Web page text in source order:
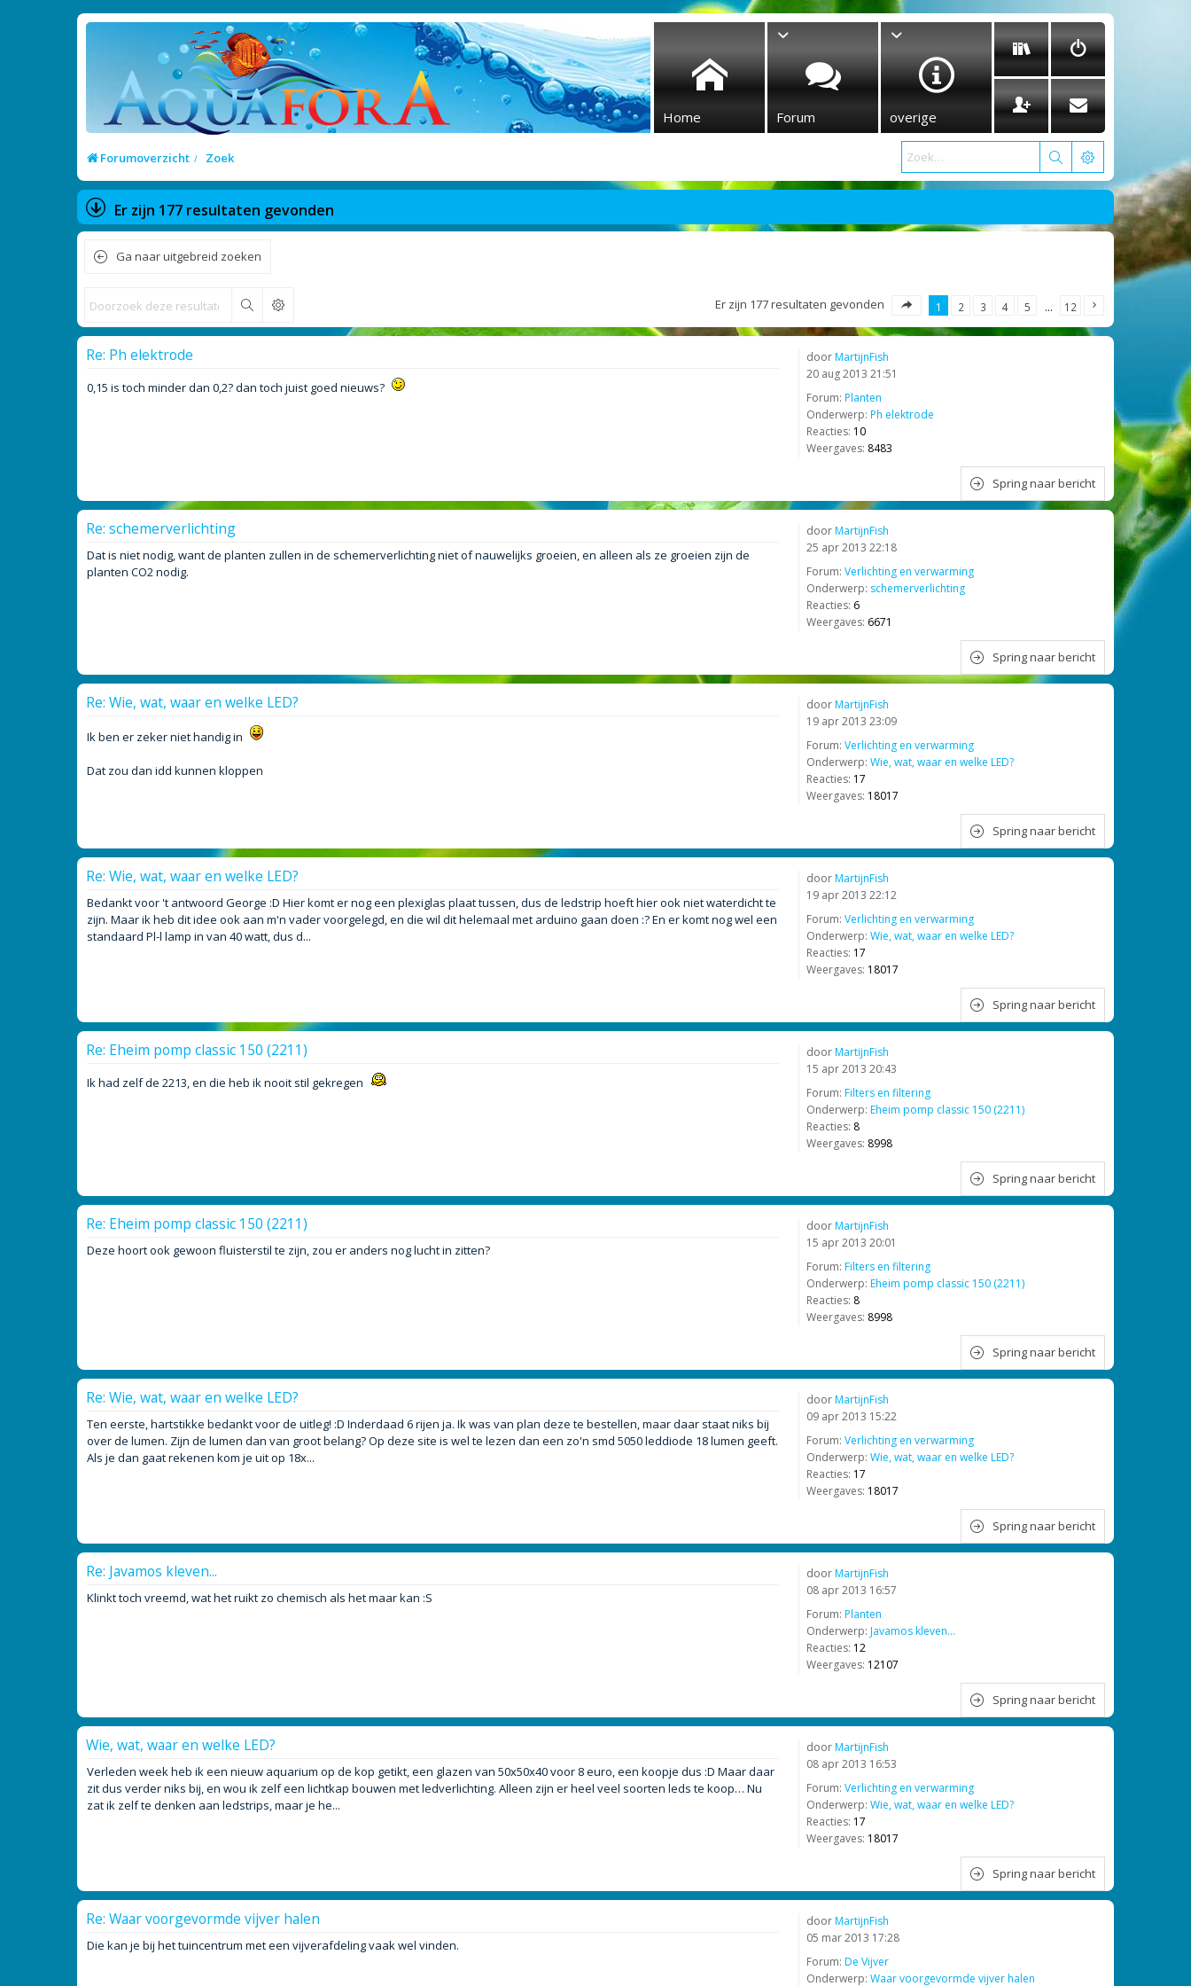
Home Forum overige
Forumoverzicht Zoek
Er zijn 177 resultaten gevonden
Ga naar uitgebreid zoeken
Zoek Er zijn 177 resultaten gevonden 1 2 3 4 5 … 12
doorMartijnFish
20 aug 2013 21:51
Forum: Planten
Onderwerp: Ph elektrode
Reacties: 10
Weergaves: 8483
Re: Ph elektrode
0,15 is toch minder dan 0,2? dan toch juist goed nieuws?
Spring naar bericht
doorMartijnFish
25 apr 2013 22:18
Forum: Verlichting en verwarming
Onderwerp: schemerverlichting
Reacties: 6
Weergaves: 6671
Re: schemerverlichting
Dat is niet nodig, want de planten zullen in de schemerverlichting niet of nauwelijks groeien, en alleen als ze groeien zijn de
planten CO2 nodig.
Spring naar bericht
doorMartijnFish
19 apr 2013 23:09
Forum: Verlichting en verwarming
Onderwerp: Wie, wat, waar en welke LED?
Reacties: 17
Weergaves: 18017
Re: Wie, wat, waar en welke LED?
Ik ben er zeker niet handig in
Dat zou dan idd kunnen kloppen
Spring naar bericht
doorMartijnFish
19 apr 2013 22:12
Forum: Verlichting en verwarming
Onderwerp: Wie, wat, waar en welke LED?
Reacties: 17
Weergaves: 18017
Re: Wie, wat, waar en welke LED?
Bedankt voor 't antwoord George :D Hier komt er nog een plexiglas plaat tussen, dus de ledstrip hoeft hier ook niet waterdicht te
zijn. Maar ik heb dit idee ook aan m'n vader voorgelegd, en die wil dit helemaal met arduino gaan doen :? En er komt nog wel een
standaard Pl-l lamp in van 40 watt, dus d...
Spring naar bericht
doorMartijnFish
15 apr 2013 20:43
Forum: Filters en filtering
Onderwerp: Eheim pomp classic 150 (2211)
Reacties: 8
Weergaves: 8998
Re: Eheim pomp classic 150 (2211)
Ik had zelf de 2213, en die heb ik nooit stil gekregen
Spring naar bericht
doorMartijnFish
15 apr 2013 20:01
Forum: Filters en filtering
Onderwerp: Eheim pomp classic 150 (2211)
Reacties: 8
Weergaves: 8998
Re: Eheim pomp classic 150 (2211)
Deze hoort ook gewoon fluisterstil te zijn, zou er anders nog lucht in zitten?
Spring naar bericht
doorMartijnFish
09 apr 2013 15:22
Forum: Verlichting en verwarming
Onderwerp: Wie, wat, waar en welke LED?
Reacties: 17
Weergaves: 18017
Re: Wie, wat, waar en welke LED?
Ten eerste, hartstikke bedankt voor de uitleg! :D Inderdaad 6 rijen ja. Ik was van plan deze te bestellen, maar daar staat niks bij
over de lumen. Zijn de lumen dan van groot belang? Op deze site is wel te lezen dan een zo'n smd 5050 leddiode 18 lumen geeft.
Als je dan gaat rekenen kom je uit op 18x...
Spring naar bericht
doorMartijnFish
08 apr 2013 16:57
Forum: Planten
Onderwerp: Javamos kleven...
Reacties: 12
Weergaves: 12107
Re: Javamos kleven...
Klinkt toch vreemd, wat het ruikt zo chemisch als het maar kan :S
Spring naar bericht
doorMartijnFish
08 apr 2013 16:53
Forum: Verlichting en verwarming
Onderwerp: Wie, wat, waar en welke LED?
Reacties: 17
Weergaves: 18017
Wie, wat, waar en welke LED?
Verleden week heb ik een nieuw aquarium op de kop getikt, een glazen van 50x50x40 voor 8 euro, een koopje dus :D Maar daar
zit dus verder niks bij, en wou ik zelf een lichtkap bouwen met ledverlichting. Alleen zijn er heel veel soorten leds te koop… Nu
zat ik zelf te denken aan ledstrips, maar je he...
Spring naar bericht
doorMartijnFish
05 mar 2013 17:28
Forum: De Vijver
Onderwerp: Waar voorgevormde vijver halen
Re: Waar voorgevormde vijver halen
Die kan je bij het tuincentrum met een vijverafdeling vaak wel vinden.